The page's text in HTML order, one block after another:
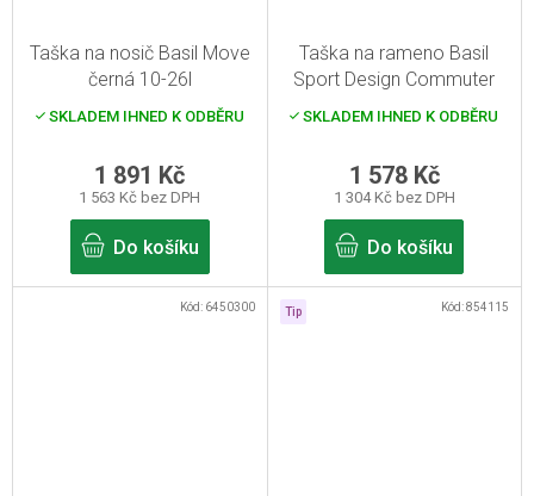
Taška na nosič Basil Move
černá 10-26l
SKLADEM IHNED K ODBĚRU
1 563 Kč bez DPH
1 891 Kč
Do košíku
Taška na rameno Basil
Sport Design Commuter
grafitová 18l
SKLADEM IHNED K ODBĚRU
1 304 Kč bez DPH
1 578 Kč
Do košíku
Kód: 6450300 Tip Kód:854115